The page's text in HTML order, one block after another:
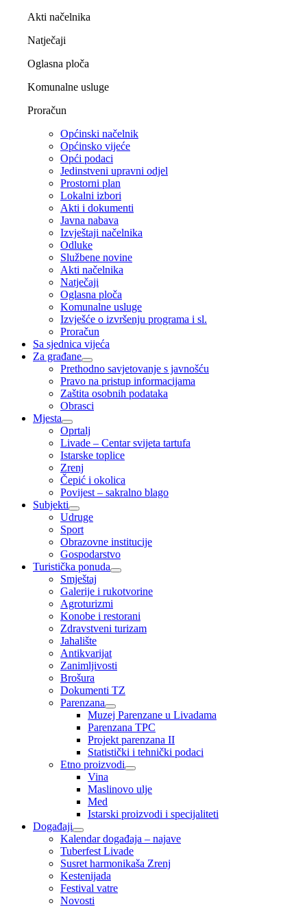
Akti načelnika
Natječaji
Oglasna ploča
Komunalne usluge
Proračun
Općinski načelnik
Općinsko vijeće
Opći podaci
Jedinstveni upravni odjel
Prostorni plan
Lokalni izbori
Akti i dokumenti
Javna nabava
Izvještaji načelnika
Odluke
Službene novine
Akti načelnika
Natječaji
Oglasna ploča
Komunalne usluge
Izvješće o izvršenju programa i sl.
Proračun
Sa sjednica vijeća
Za građane
Prethodno savjetovanje s javnošću
Pravo na pristup informacijama
Zaštita osobnih podataka
Obrasci
Mjesta
Oprtalj
Livade – Centar svijeta tartufa
Istarske toplice
Zrenj
Čepić i okolica
Povijest – sakralno blago
Subjekti
Udruge
Sport
Obrazovne institucije
Gospodarstvo
Turistička ponuda
Smještaj
Galerije i rukotvorine
Agroturizmi
Konobe i restorani
Zdravstveni turizam
Jahalište
Antikvarijat
Zanimljivosti
Brošura
Dokumenti TZ
Parenzana
Muzej Parenzane u Livadama
Parenzana TPC
Projekt parenzana II
Statistički i tehnički podaci
Etno proizvodi
Vina
Maslinovo ulje
Med
Istarski proizvodi i specijaliteti
Događaji
Kalendar događaja – najave
Tuberfest Livade
Susret harmonikaša Zrenj
Kestenijada
Festival vatre
Novosti